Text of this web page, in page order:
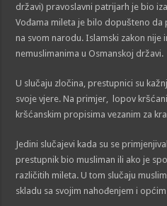
državi) pravoslavni patrijarh je bio
Vođama mileta je bilo dopušteno
na svom narodu. Islamski zakon nije
nemuslimanima u Osmanskoj državi.
U slučaju zločina, prestupnici su
svoje vjere. Na primjer, lopov
kršćanskim propisima vezanim za
Jedini slučajevi kada su se
prestupnik bio musliman ili ako je
različitih mileta. U tom slučaju
skladu sa svojim nahođenjem i